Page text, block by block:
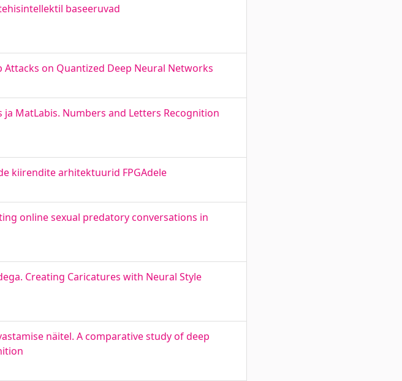
baseeruvad
on Quantized Deep Neural Networks
MatLabis. Numbers and Letters Recognition
kiirendite arhitektuurid FPGAdele
online sexual predatory conversations in
Creating Caricatures with Neural Style
näitel. A comparative study of deep